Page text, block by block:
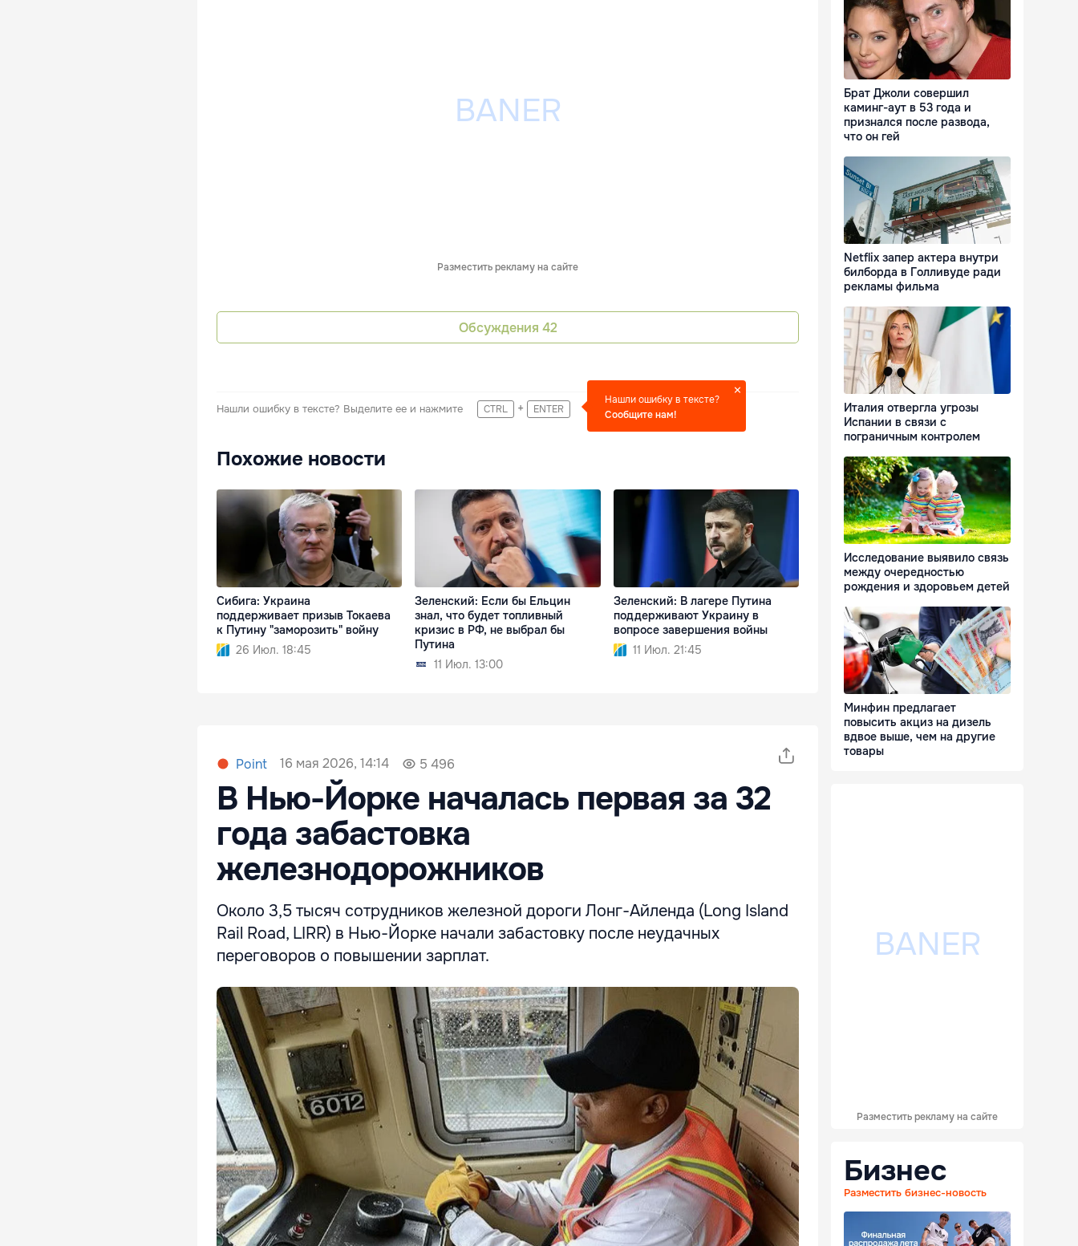
Разместить рекламу на сайте
Обсуждения 42
Нашли ошибку в тексте? Выделите ее и нажмите CTRL + ENTER
Нашли ошибку в тексте?
Сообщите нам!
Похожие новости
Сибига: Украина
поддерживает призыв Токаева
к Путину "заморозить" войну
26 Июл. 18:45
Зеленский: Если бы Ельцин
знал, что будет топливный
кризис в РФ, не выбрал бы
Путина
11 Июл. 13:00
Зеленский: В лагере Путина
поддерживают Украину в
вопросе завершения войны
11 Июл. 21:45
Point 16 мая 2026, 14:14 5 496
В Нью-Йорке началась первая за 32
года забастовка
железнодорожников
Около 3,5 тысяч сотрудников железной дороги Лонг-Айленда (Long Island
Rail Road, LIRR) в Нью-Йорке начали забастовку после неудачных
переговоров о повышении зарплат.
Брат Джоли совершил
каминг-аут в 53 года и
признался после развода,
что он гей
Netflix запер актера внутри
билборда в Голливуде ради
рекламы фильма
Италия отвергла угрозы
Испании в связи с
пограничным контролем
Исследование выявило связь
между очередностью
рождения и здоровьем детей
Минфин предлагает
повысить акциз на дизель
вдвое выше, чем на другие
товары
Разместить рекламу на сайте
Бизнес
Разместить бизнес-новость